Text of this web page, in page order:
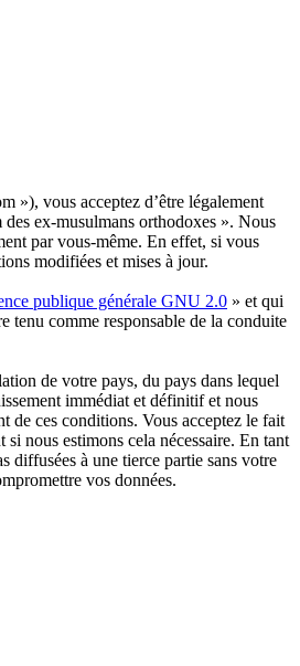
»), vous acceptez d’être légalement
des ex-musulmans orthodoxes ». Nous
par vous-même. En effet, si vous
modifiées et mises à jour.
publique générale GNU 2.0 » et qui
tenu comme responsable de la conduite
de votre pays, du pays dans lequel
immédiat et définitif et nous
de ces conditions. Vous acceptez le fait
nous estimons cela nécessaire. En tant
diffusées à une tierce partie sans votre
vos données.